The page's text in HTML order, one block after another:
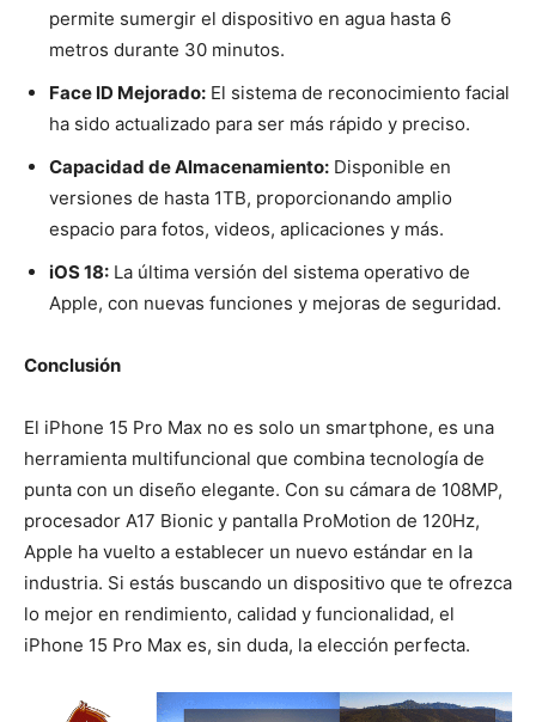
permite sumergir el dispositivo en agua hasta 6
metros durante 30 minutos.
Face ID Mejorado: El sistema de reconocimiento facial
ha sido actualizado para ser más rápido y preciso.
Capacidad de Almacenamiento: Disponible en
versiones de hasta 1TB, proporcionando amplio
espacio para fotos, videos, aplicaciones y más.
iOS 18: La última versión del sistema operativo de
Apple, con nuevas funciones y mejoras de seguridad.
Conclusión
El iPhone 15 Pro Max no es solo un smartphone, es una
herramienta multifuncional que combina tecnología de
punta con un diseño elegante. Con su cámara de 108MP,
procesador A17 Bionic y pantalla ProMotion de 120Hz,
Apple ha vuelto a establecer un nuevo estándar en la
industria. Si estás buscando un dispositivo que te ofrezca
lo mejor en rendimiento, calidad y funcionalidad, el
iPhone 15 Pro Max es, sin duda, la elección perfecta.